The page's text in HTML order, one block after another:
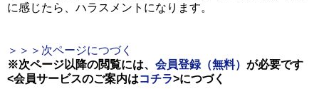
に感じたら、ハラスメントになります。
＞＞＞次ページにつづく
※次ページ以降の閲覧には、 会員登録（無料） が必要です
<会員サービスのご案内はコチラ>につづく